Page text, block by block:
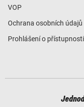
VOP
Ochrana osobních údajů
Prohlášení o přístupnosti